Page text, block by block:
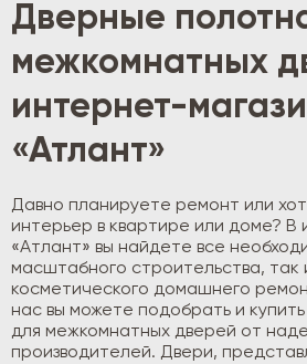
Дверные
межкомнатных
интернет-
«Атлант»
Давно планируете ремонт или
интерьер в квартире или доме? В
«Атлант» вы найдете все
масштабного строительства, так
косметического домашнего
нас вы можете подобрать и
для межкомнатных дверей от
производителей. Двери,